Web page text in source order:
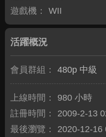
遊戲機：
WII
活躍概況
會員群組： 480p 中級
上線時間：
980 小時
註冊時間：
2009-2-13
最後瀏覽：
2020-12-16